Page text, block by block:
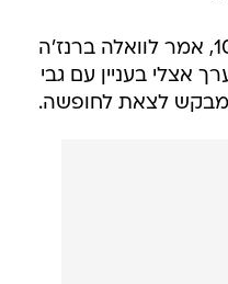
אור צלקובניק, מנכ"ל רדיו 103, אמר לוואלה ברנז'ה
אצלי בעניין עם גבי
מבקש לצאת לחופשה.